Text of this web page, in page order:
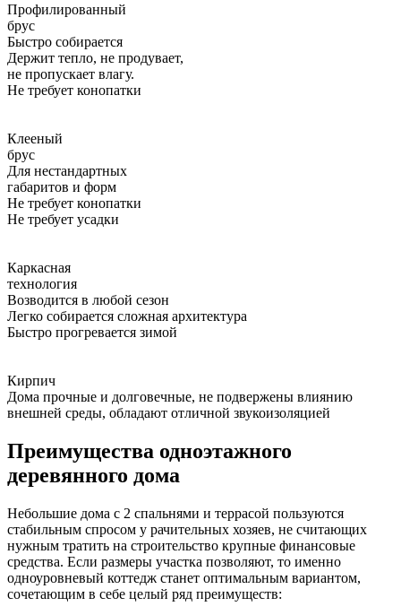
Профилированный
брус
Быстро собирается
Держит тепло, не продувает,
не пропускает влагу.
Не требует конопатки
Клееный
брус
Для нестандартных
габаритов и форм
Не требует конопатки
Не требует усадки
Каркасная
технология
Возводится в любой сезон
Легко собирается сложная архитектура
Быстро прогревается зимой
Кирпич
Дома прочные и долговечные, не подвержены влиянию
внешней среды, обладают отличной звукоизоляцией
Преимущества одноэтажного
деревянного дома
Небольшие дома с 2 спальнями и террасой пользуются
стабильным спросом у рачительных хозяев, не считающих
нужным тратить на строительство крупные финансовые
средства. Если размеры участка позволяют, то именно
одноуровневый коттедж станет оптимальным вариантом,
сочетающим в себе целый ряд преимуществ: